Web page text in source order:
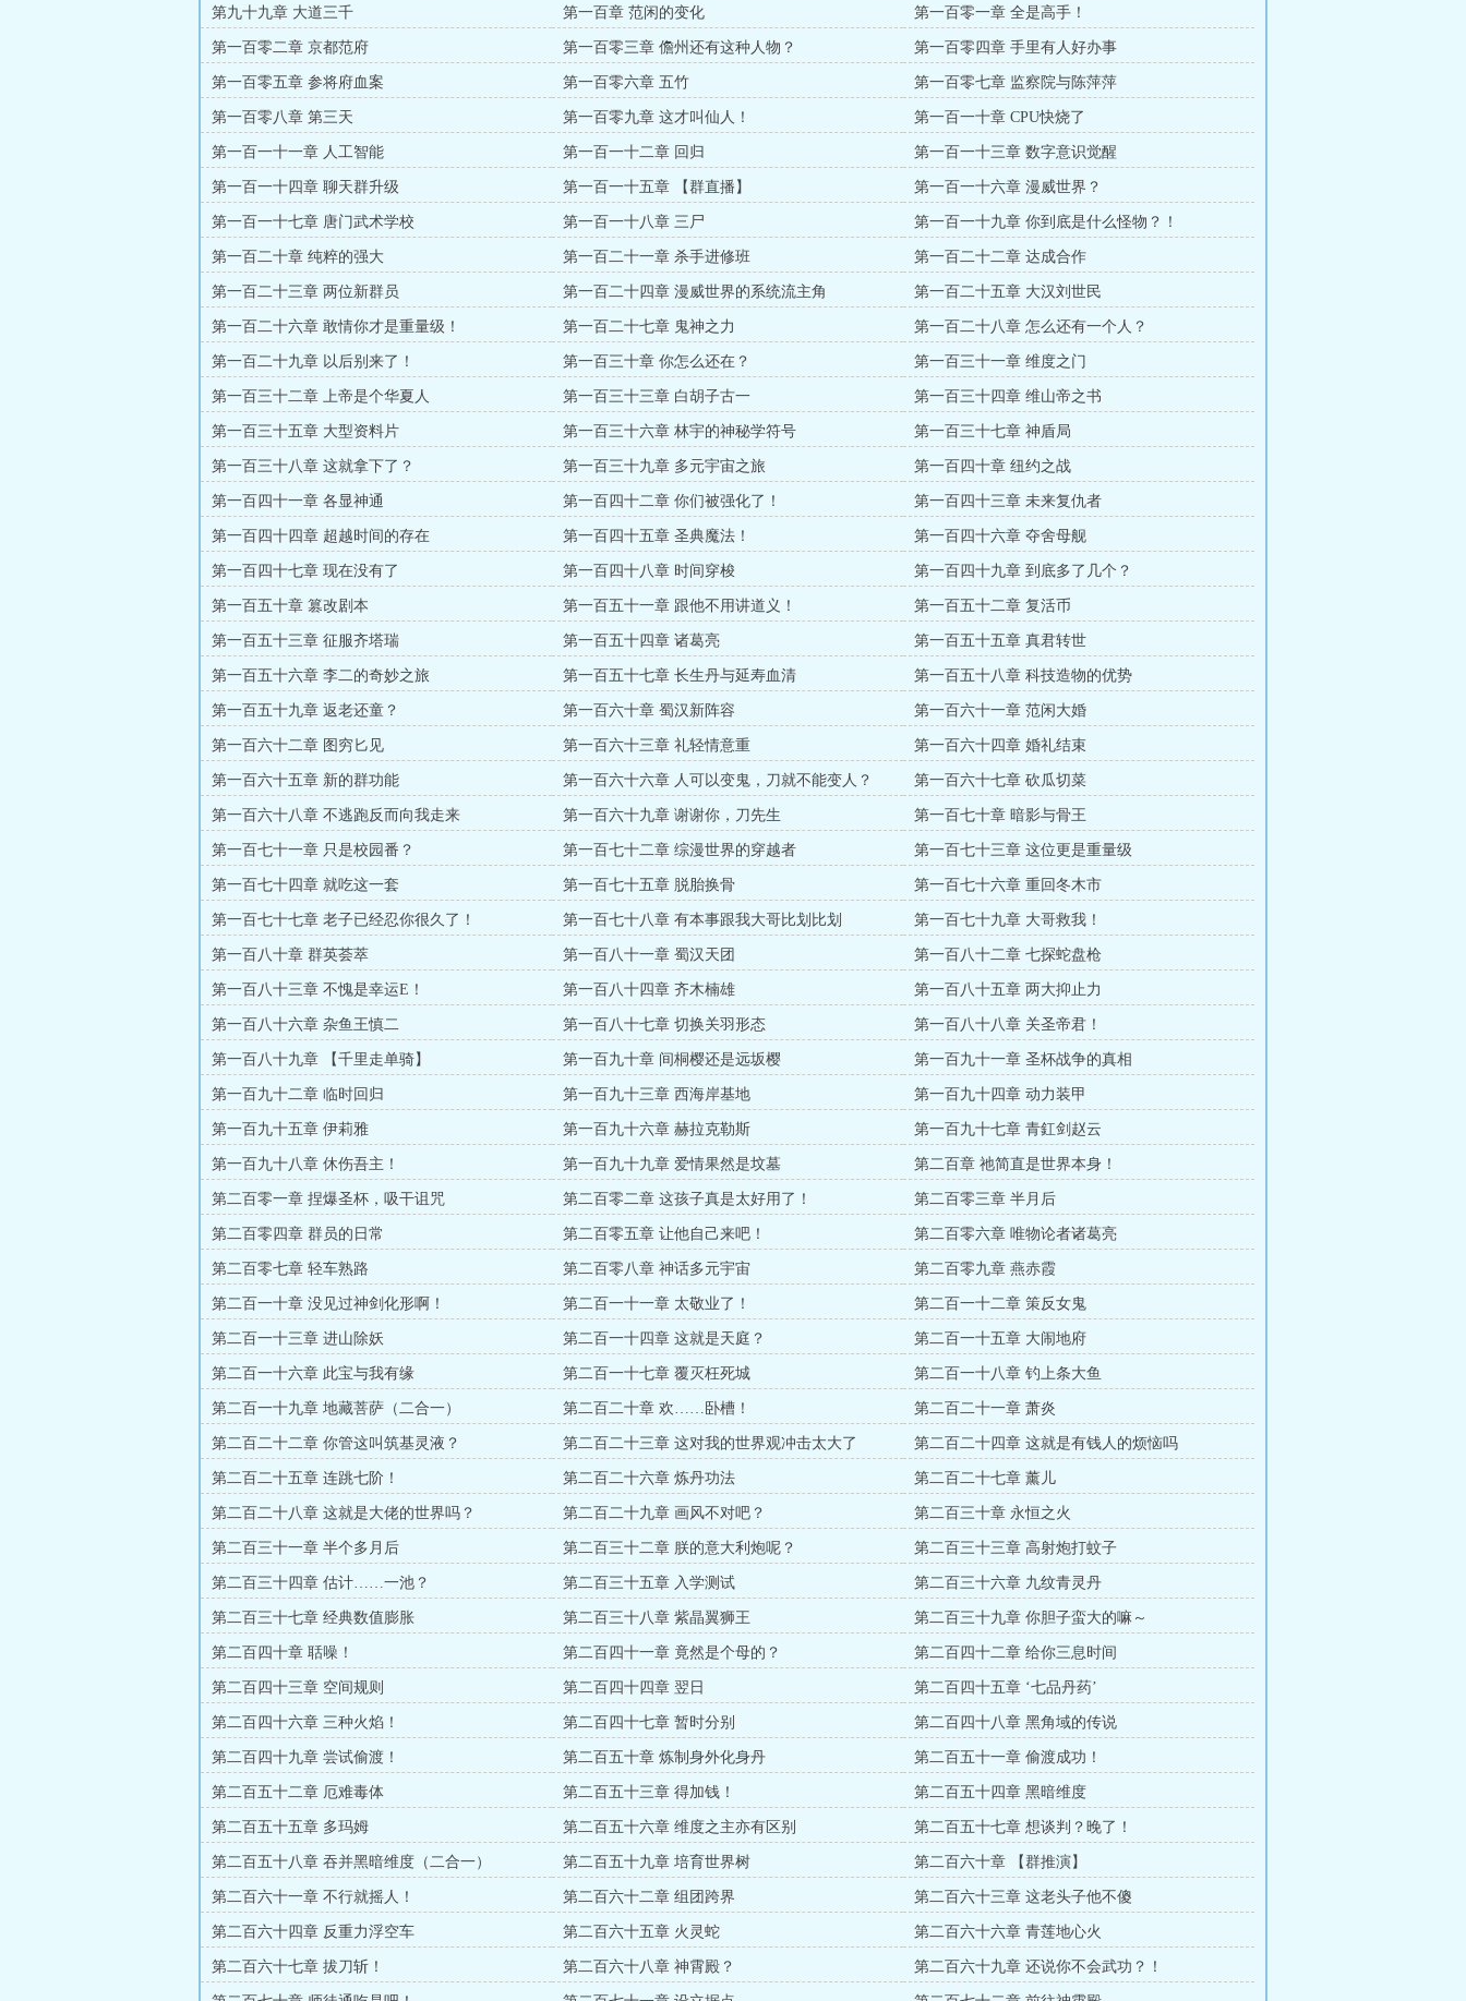
第九十九章 大道三千 第一百章 范闲的变化 第一百零一章 全是高手！
第一百零二章 京都范府 第一百零三章 儋州还有这种人物？ 第一百零四章 手里有人好办事
第一百零五章 参将府血案 第一百零六章 五竹 第一百零七章 监察院与陈萍萍
第一百零八章 第三天 第一百零九章 这才叫仙人！ 第一百一十章 CPU快烧了
第一百一十一章 人工智能 第一百一十二章 回归 第一百一十三章 数字意识觉醒
第一百一十四章 聊天群升级 第一百一十五章 【群直播】 第一百一十六章 漫威世界？
第一百一十七章 唐门武术学校 第一百一十八章 三尸 第一百一十九章 你到底是什么怪物？！
第一百二十章 纯粹的强大 第一百二十一章 杀手进修班 第一百二十二章 达成合作
第一百二十三章 两位新群员 第一百二十四章 漫威世界的系统流主角 第一百二十五章 大汉刘世民
第一百二十六章 敢情你才是重量级！ 第一百二十七章 鬼神之力 第一百二十八章 怎么还有一个人？
第一百二十九章 以后别来了！ 第一百三十章 你怎么还在？ 第一百三十一章 维度之门
第一百三十二章 上帝是个华夏人 第一百三十三章 白胡子古一 第一百三十四章 维山帝之书
第一百三十五章 大型资料片 第一百三十六章 林宇的神秘学符号 第一百三十七章 神盾局
第一百三十八章 这就拿下了？ 第一百三十九章 多元宇宙之旅 第一百四十章 纽约之战
第一百四十一章 各显神通 第一百四十二章 你们被强化了！ 第一百四十三章 未来复仇者
第一百四十四章 超越时间的存在 第一百四十五章 圣典魔法！ 第一百四十六章 夺舍母舰
第一百四十七章 现在没有了 第一百四十八章 时间穿梭 第一百四十九章 到底多了几个？
第一百五十章 篡改剧本 第一百五十一章 跟他不用讲道义！ 第一百五十二章 复活币
第一百五十三章 征服齐塔瑞 第一百五十四章 诸葛亮 第一百五十五章 真君转世
第一百五十六章 李二的奇妙之旅 第一百五十七章 长生丹与延寿血清 第一百五十八章 科技造物的优势
第一百五十九章 返老还童？ 第一百六十章 蜀汉新阵容 第一百六十一章 范闲大婚
第一百六十二章 图穷匕见 第一百六十三章 礼轻情意重 第一百六十四章 婚礼结束
第一百六十五章 新的群功能 第一百六十六章 人可以变鬼，刀就不能变人？ 第一百六十七章 砍瓜切菜
第一百六十八章 不逃跑反而向我走来 第一百六十九章 谢谢你，刀先生 第一百七十章 暗影与骨王
第一百七十一章 只是校园番？ 第一百七十二章 综漫世界的穿越者 第一百七十三章 这位更是重量级
第一百七十四章 就吃这一套 第一百七十五章 脱胎换骨 第一百七十六章 重回冬木市
第一百七十七章 老子已经忍你很久了！ 第一百七十八章 有本事跟我大哥比划比划 第一百七十九章 大哥救我！
第一百八十章 群英荟萃 第一百八十一章 蜀汉天团 第一百八十二章 七探蛇盘枪
第一百八十三章 不愧是幸运E！ 第一百八十四章 齐木楠雄 第一百八十五章 两大抑止力
第一百八十六章 杂鱼王慎二 第一百八十七章 切换关羽形态 第一百八十八章 关圣帝君！
第一百八十九章 【千里走单骑】 第一百九十章 间桐樱还是远坂樱 第一百九十一章 圣杯战争的真相
第一百九十二章 临时回归 第一百九十三章 西海岸基地 第一百九十四章 动力装甲
第一百九十五章 伊莉雅 第一百九十六章 赫拉克勒斯 第一百九十七章 青釭剑赵云
第一百九十八章 休伤吾主！ 第一百九十九章 爱情果然是坟墓 第二百章 祂简直是世界本身！
第二百零一章 捏爆圣杯，吸干诅咒 第二百零二章 这孩子真是太好用了！ 第二百零三章 半月后
第二百零四章 群员的日常 第二百零五章 让他自己来吧！ 第二百零六章 唯物论者诸葛亮
第二百零七章 轻车熟路 第二百零八章 神话多元宇宙 第二百零九章 燕赤霞
第二百一十章 没见过神剑化形啊！ 第二百一十一章 太敬业了！ 第二百一十二章 策反女鬼
第二百一十三章 进山除妖 第二百一十四章 这就是天庭？ 第二百一十五章 大闹地府
第二百一十六章 此宝与我有缘 第二百一十七章 覆灭枉死城 第二百一十八章 钓上条大鱼
第二百一十九章 地藏菩萨（二合一） 第二百二十章 欢……卧槽！ 第二百二十一章 萧炎
第二百二十二章 你管这叫筑基灵液？ 第二百二十三章 这对我的世界观冲击太大了 第二百二十四章 这就是有钱人的烦恼吗
第二百二十五章 连跳七阶！ 第二百二十六章 炼丹功法 第二百二十七章 薰儿
第二百二十八章 这就是大佬的世界吗？ 第二百二十九章 画风不对吧？ 第二百三十章 永恒之火
第二百三十一章 半个多月后 第二百三十二章 朕的意大利炮呢？ 第二百三十三章 高射炮打蚊子
第二百三十四章 估计……一池？ 第二百三十五章 入学测试 第二百三十六章 九纹青灵丹
第二百三十七章 经典数值膨胀 第二百三十八章 紫晶翼狮王 第二百三十九章 你胆子蛮大的嘛～
第二百四十章 聒噪！ 第二百四十一章 竟然是个母的？ 第二百四十二章 给你三息时间
第二百四十三章 空间规则 第二百四十四章 翌日 第二百四十五章 ‘七品丹药’
第二百四十六章 三种火焰！ 第二百四十七章 暂时分别 第二百四十八章 黑角域的传说
第二百四十九章 尝试偷渡！ 第二百五十章 炼制身外化身丹 第二百五十一章 偷渡成功！
第二百五十二章 厄难毒体 第二百五十三章 得加钱！ 第二百五十四章 黑暗维度
第二百五十五章 多玛姆 第二百五十六章 维度之主亦有区别 第二百五十七章 想谈判？晚了！
第二百五十八章 吞并黑暗维度（二合一） 第二百五十九章 培育世界树 第二百六十章 【群推演】
第二百六十一章 不行就摇人！ 第二百六十二章 组团跨界 第二百六十三章 这老头子他不傻
第二百六十四章 反重力浮空车 第二百六十五章 火灵蛇 第二百六十六章 青莲地心火
第二百六十七章 拔刀斩！ 第二百六十八章 神霄殿？ 第二百六十九章 还说你不会武功？！